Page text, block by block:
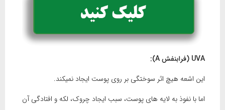
UVA (فرابنفشA
):
این اشعه هیچ اثر سوختگی بر روی پوست ایجاد نمیکند.
اما با نفوذ به لایه های پوست، سبب ایجاد چروک، لکه و افتادگی آن